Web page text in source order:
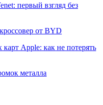
первый взгляд без
от BYD
Apple: как не потерять
металла